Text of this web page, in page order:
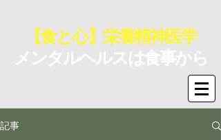
【食と心】栄養精神医学
メンタルヘルスは食事から
記事